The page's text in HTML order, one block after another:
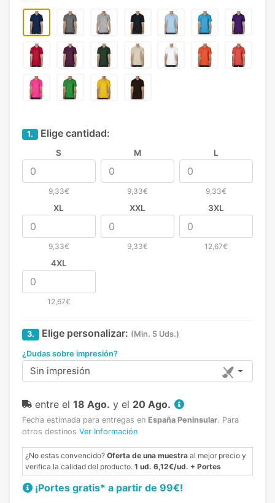
1. Elige cantidad:
S
9,33€
M
9,33€
L
9,33€
XL
9,33€
XXL
9,33€
3XL
12,67€
4XL
12,67€
3. Elige personalizar: (Min. 5 Uds.)
¿Dudas sobre impresión?
Sin impresión
entre el 18 Ago. y el 20 Ago.
Fecha estimada para entregas en España Peninsular. Para
otros destinos Ver Información
¿No estas convencido? Oferta de una muestra al mejor precio y
verifica la calidad del producto. 1 ud. 6,12€/ud. + Portes
¡Portes gratis* a partir de 99€!